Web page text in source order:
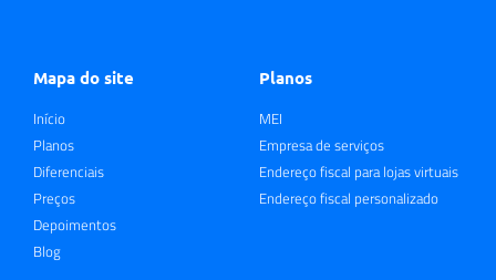
Mapa do site
Início
Planos
Diferenciais
Preços
Depoimentos
Blog
Planos
MEI
Empresa de serviços
Endereço fiscal para lojas virtuais
Endereço fiscal personalizado